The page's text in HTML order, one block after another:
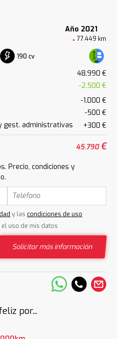
Año 2021
77.449 km
190 cv
48.990 €
-2.500 €
-1.000 €
-500 €
gest. administrativas
+300 €
45.790€
Precio, condiciones y
y las condiciones de uso
uso de mis datos
Solicitar más información
por...